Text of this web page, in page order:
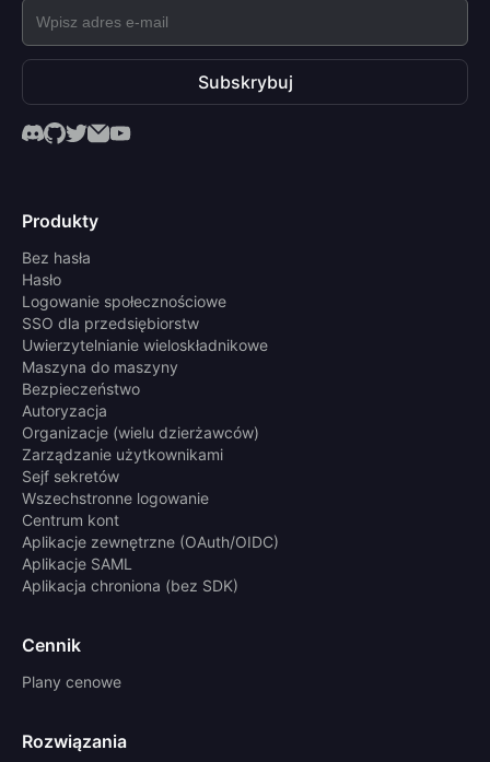
Subskrybuj
Produkty
Bez hasła
Hasło
Logowanie społecznościowe
SSO dla przedsiębiorstw
Uwierzytelnianie wieloskładnikowe
Maszyna do maszyny
Bezpieczeństwo
Autoryzacja
Organizacje (wielu dzierżawców)
Zarządzanie użytkownikami
Sejf sekretów
Wszechstronne logowanie
Centrum kont
Aplikacje zewnętrzne (OAuth/OIDC)
Aplikacje SAML
Aplikacja chroniona (bez SDK)
Cennik
Plany cenowe
Rozwiązania